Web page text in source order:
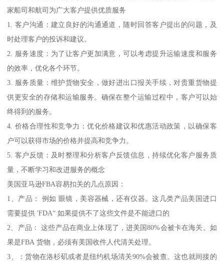
家船司和航司为广大客户提供优质服务
1. 客户沟通：建立良好的沟通通道，随时回答客户提出的问题，及
时处理客户的投诉和建议。
2. 服务速度：为了让客户更加满意，可以考虑提升运输速度和服务
的效率，优化各个环节。
3. 服务质量：维护货物安全，做好进出口报关手续，对贵重货物提
供更安全的存储和运输服务。确保在整个运输过程中，客户可以始
终得到的服务。
4. 价格合理性和竞争力：优化价格建议和优惠活动政策，以确保客
户可以获得市场的价格并提高和竞争力。
5. 客户反馈：及时整理和分析客户反馈信息，持续优化客户服务质
量，不断学习和改进服务的概念
美国亚马逊FBA容易扣关的几点原因：
1、产品： 例如 眼镜，美容器械，还有仪器。这几类产品美国进口
需要提供 'FDA“ 如果提供不了这些文件是不能进口的
2、产品： 这些产品在商业上体现了，进美国80%会被卡在海关。如
果是FBA 货物，必须有美国收件人代清关处理。
3、：货物在洛杉矶或者是纽约机场清关90%会被查。这也就间接的